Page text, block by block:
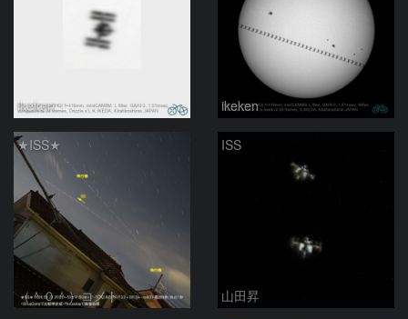
ikeken ikeken
★ISS★
（＾０＾）コメト
ISS
山田昇